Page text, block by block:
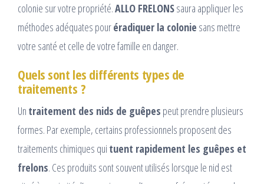
colonie sur votre propriété.ALLO FRELONSsaura appliquer les
méthodes adéquates pouréradiquer la colonie sans mettre
votre santé et celle de votre famille en danger.
Quels sont les différents types de
traitements ?
Un traitement des nids de guêpes peut prendre plusieurs
formes. Par exemple, certains professionnels proposent des
traitements chimiques qui tuent rapidement les guêpes et
frelons. Ces produits sont souvent utilisés lorsque le nid est